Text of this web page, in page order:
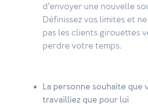
d’envoyer une nouvelle
Définissez vos limites et
pas les clients girouettes
perdre votre temps.
La personne souhaite que
travailliez que pour lui